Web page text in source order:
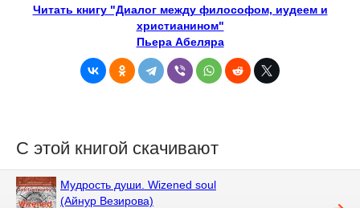
Читать книгу "Диалог между философом, иудеем и
христианином"
Пьера Абеляра
С этой книгой скачивают
Мудрость души. Wizened soul
(Айнур Везирова)